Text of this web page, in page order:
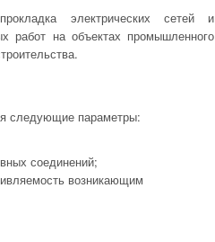
электрических сетей и
работ на объектах промышленного
следующие параметры:
соединений;
возникающим